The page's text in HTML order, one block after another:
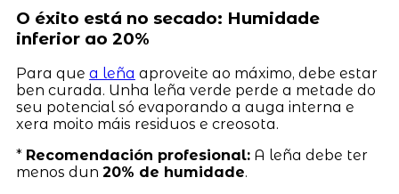
O éxito está no secado: Humidade
inferior ao 20%
Para que a leña aproveite ao máximo, debe estar
ben curada. Unha leña verde perde a metade do
seu potencial só evaporando a auga interna e
xera moito máis residuos e creosota.
* Recomendación profesional:A leña debe ter
menos dun 20% de humidade.